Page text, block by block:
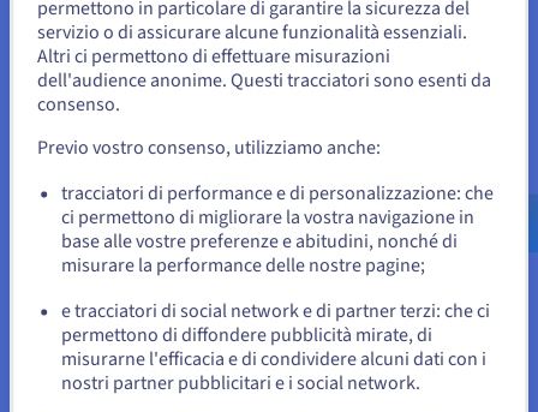
degli standard normativi, inclusiGDPR eHIPAA
.
“Passare alla tecnologia di OVHcloud è stato
abbastanza semplice” ha continuato Hardingham.
nuova interfaccia e ottimizzare il modo in cui
OVHcloud si collega ad alcune delle piattaforme
cloud degli hyperscaler, ma siamo riusciti a far
funzionare tutto rapidamente. Abbiamo
sperimentato con un paio di tipi di istanze cloud, e
grazie ad alcuni consigli del supporto siamo stati
in grado di ottimizzare la nostra configurazione”.
Stati Uniti
Per effettuare un ordine da Stati Uniti, è necessario accedere al
sito web del Paese e creare un account.
Vai al sito Stati Uniti
us.ovhcloud.com/
Inglese USD - $
o
Resta sul sito web attuale
Seleziona un altro sito web
permettono in particolare di garantire la sicurezza del
servizio o di assicurare alcune funzionalità essenziali.
Altri ci permettono di effettuare misurazioni
dell'audience anonime. Questi tracciatori sono esenti da
consenso.
Previo vostro consenso, utilizziamo anche:
tracciatori di performance e di personalizzazione: che
ci permettono di migliorare la vostra navigazione in
base alle vostre preferenze e abitudini, nonché di
misurare la performance delle nostre pagine;
e tracciatori di social network e di partner terzi: che ci
permettono di diffondere pubblicità mirate, di
misurarne l'efficacia e di condividere alcuni dati con i
nostri partner pubblicitari e i social network.